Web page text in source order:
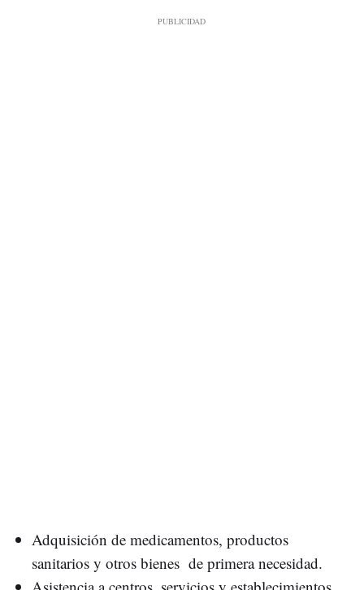
Adquisición de medicamentos, productos
sanitarios y otros bienes de primera necesidad.